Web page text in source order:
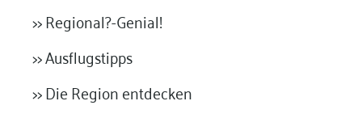
>> Regional?-Genial!
>> Ausflugstipps
>> Die Region entdecken